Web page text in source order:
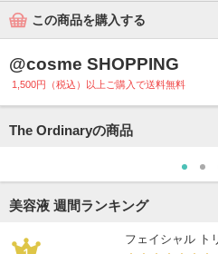
この商品を購入する
@cosme SHOPPING
1,500円（税込）以上ご購入で送料無料
The Ordinaryの商品
美容液 週間ランキング
フェイシャル ト